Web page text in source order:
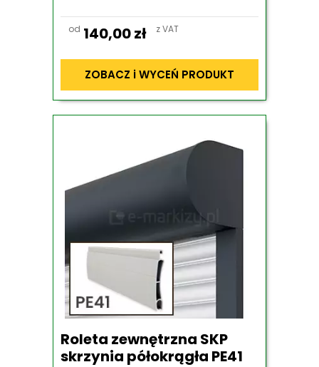
od 140,00zł z VAT
ZOBACZ i WYCEŃ PRODUKT
Roleta zewnętrzna SKP
skrzynia półokrągła PE41